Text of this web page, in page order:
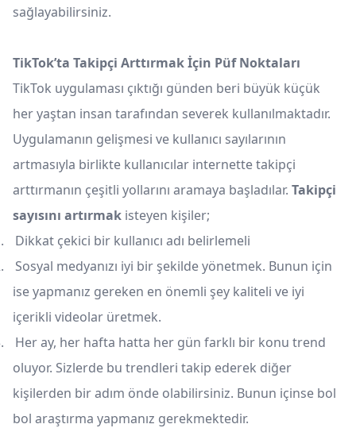
sağlayabilirsiniz.
TikTok’ta Takipçi Arttırmak İçin Püf Noktaları
TikTok uygulaması çıktığı günden beri büyük küçük
her yaştan insan tarafından severek kullanılmaktadır.
Uygulamanın gelişmesi ve kullanıcı sayılarının
artmasıyla birlikte kullanıcılar internette takipçi
arttırmanın çeşitli yollarını aramaya başladılar. Takipçi
sayısını artırmak isteyen kişiler;
Dikkat çekici bir kullanıcı adı belirlemeli
Sosyal medyanızı iyi bir şekilde yönetmek. Bunun için
ise yapmanız gereken en önemli şey kaliteli ve iyi
içerikli videolar üretmek.
Her ay, her hafta hatta her gün farklı bir konu trend
oluyor. Sizlerde bu trendleri takip ederek diğer
kişilerden bir adım önde olabilirsiniz. Bunun içinse bol
bol araştırma yapmanız gerekmektedir.